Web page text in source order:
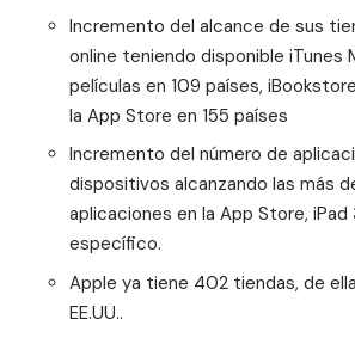
Incremento del alcance de sus
online teniendo disponible iTunes
películas en 109 países,
la App Store en 155 países
Incremento del número de
dispositivos alcanzando las más
aplicaciones en la App Store,
específico.
Apple ya tiene 402 tiendas, de
EE.UU..